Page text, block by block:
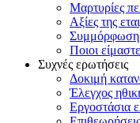
Μαρτυρίες
Αξίες της
Συμμόρφωση
Ποιοι είμαστε
Συχνές ερωτήσεις
Δοκιμή
Έλεγχος
Εργοστάσια